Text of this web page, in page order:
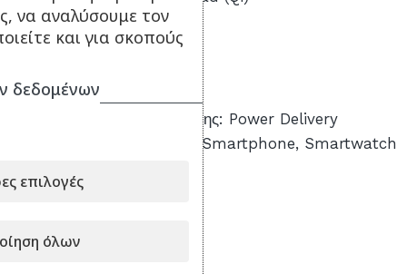
Συνδεσιμότητα: USB-C
Ισχύς Φόρτισης: 15W
Γρήγορη Φόρτιση: Ναι
Τεχνολογία Γρήγορης Φόρτισης: Power Delivery
Υποστηριζόμενες Συσκευές: Smartphone, Smartwatch
να αναλύσουμε τον
και για σκοπούς
δεδομένων
επιλογές
όλων